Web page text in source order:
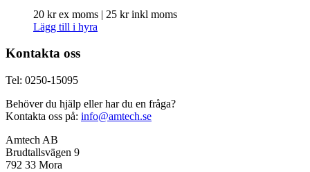
20 krex moms | 25 krinkl moms
Lägg till i hyra
Kontakta oss
Tel: 0250-15095
Behöver du hjälp eller har du en fråga?
Kontakta oss på: info@amtech.se
Amtech AB
Brudtallsvägen 9
792 33 Mora